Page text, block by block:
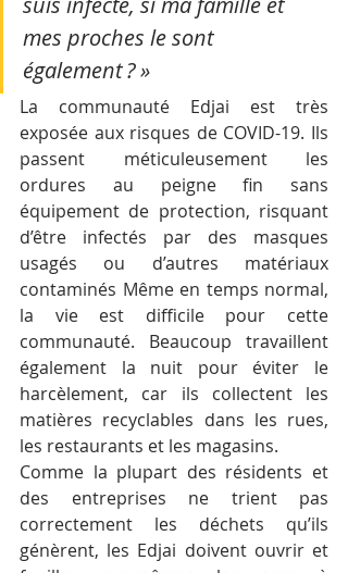
mes proches le sont
également ? »
La communauté Edjai est très
exposée aux risques de COVID-19. Ils
passent méticuleusement les
ordures au peigne fin sans
équipement de protection, risquant
d’être infectés par des masques
usagés ou d’autres matériaux
contaminés Même en temps normal,
la vie est difficile pour cette
communauté. Beaucoup travaillent
également la nuit pour éviter le
harcèlement, car ils collectent les
matières recyclables dans les rues,
les restaurants et les magasins.
Comme la plupart des résidents et
des entreprises ne trient pas
correctement les déchets qu’ils
génèrent, les Edjai doivent ouvrir et